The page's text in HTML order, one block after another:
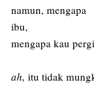
namun, mengapa
ibu,
mengapa kau
ah, itu tidak